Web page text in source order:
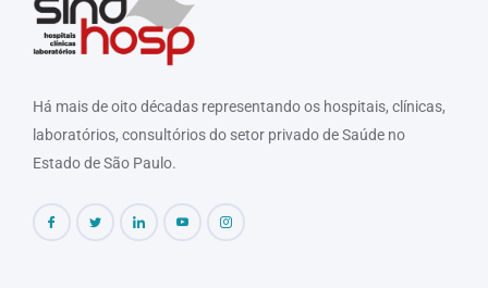
Há mais de oito décadas representando os hospitais, clínicas,
laboratórios, consultórios do setor privado de Saúde no
Estado de São Paulo.